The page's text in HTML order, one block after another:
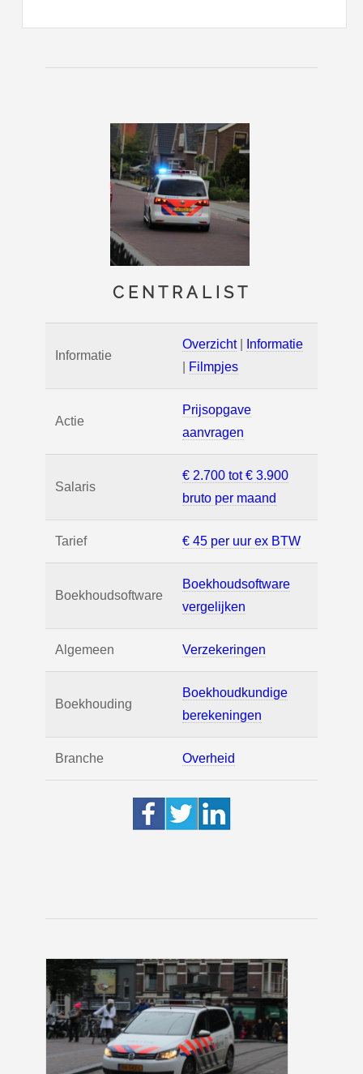
CENTRALIST
Informatie
Overzicht|
Informatie
Filmpjes
Actie
Prijsopgave
aanvragen
Salaris
€ 2.700 tot € 3.900
bruto per maand
Tarief € 45 per uur ex BTW
Boekhoudsoftware
Boekhoudsoftware
vergelijken
Algemeen Verzekeringen
Boekhouding
Boekhoudkundige
berekeningen
Branche Overheid